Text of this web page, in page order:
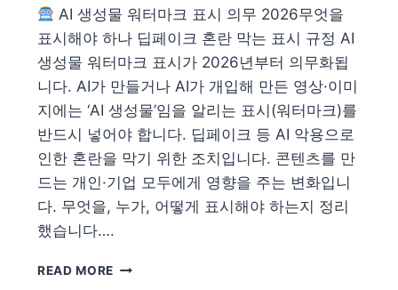
짝
수
년
도
출
생
자
·6
대
암
검
·
AI 생성물 워터마크 표시 의무 2026무엇을
표시해야 하나 딥페이크 혼란 막는 표시 규정 AI
생성물 워터마크 표시가 2026년부터 의무화됩
니다. AI가 만들거나 AI가 개입해 만든 영상·이미
지에는 ‘AI 생성물’임을 알리는 표시(워터마크)를
반드시 넣어야 합니다. 딥페이크 등 AI 악용으로
인한 혼란을 막기 위한 조치입니다. 콘텐츠를 만
드는 개인·기업 모두에게 영향을 주는 변화입니
다. 무엇을, 누가, 어떻게 표시해야 하는지 정리
했습니다….
READ MORE